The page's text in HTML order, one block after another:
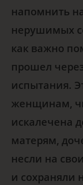
напомнить
нерушимых
как важно
прошел
испытания.
женщинам,
искалечена
матерям,
несли на
и сохраняли